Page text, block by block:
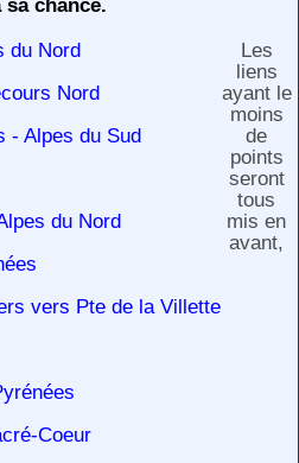
sa chance.
du Nord
Nord
- Alpes du Sud
du Nord
vers Pte de la Villette
Coeur
Les
liens
ayant le
moins
de
points
seront
tous
mis en
avant,